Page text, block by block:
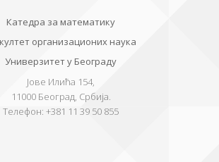
Катедра за математику
организационих наука
Универзитет у Београду
Јове Илића 154,
11000 Београд, Србија.
Телефон: +381 11 39 50 855